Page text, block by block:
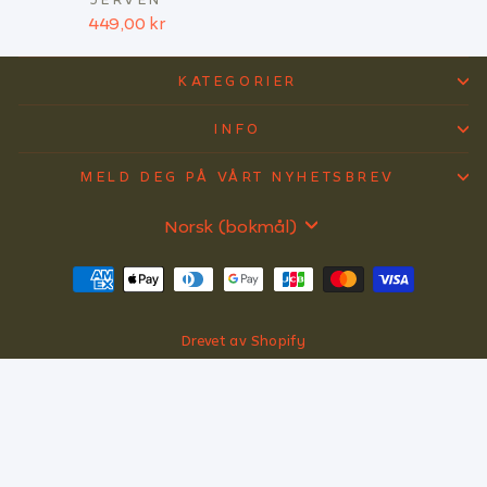
449,00 kr
KATEGORIER
INFO
MELD DEG PÅ VÅRT NYHETSBREV
SPRÅK
Norsk (bokmål)
Drevet av Shopify